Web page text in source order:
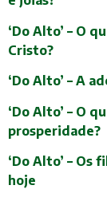
‘Do Alto’ – O
Cristo?
‘Do Alto’ – A
‘Do Alto’ – O
prosperidade?
‘Do Alto’ – Os
hoje